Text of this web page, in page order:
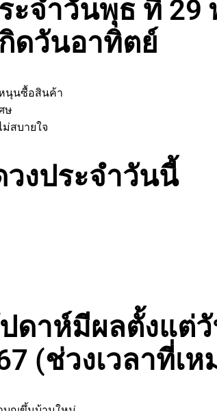
ะจำวันพุธ ที่ 29
ดวันอาทิตย์
นุนซื้อสินค้า
ษ
ม่สบายใจ
วงประจำวันนี้
ดาห์มีผลตั้งแต่วั
(ช่วงเวลาที่เห